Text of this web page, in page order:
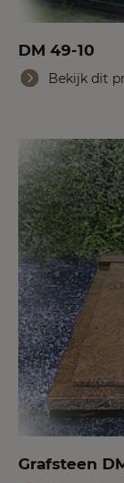
DM 49-10
Bekijk dit
Grafsteen